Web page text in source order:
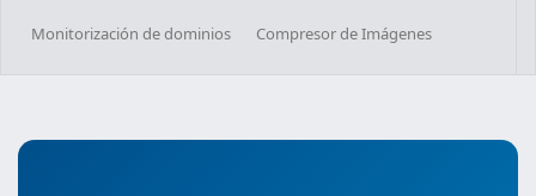
Monitorización de dominios Compresor de Imágenes